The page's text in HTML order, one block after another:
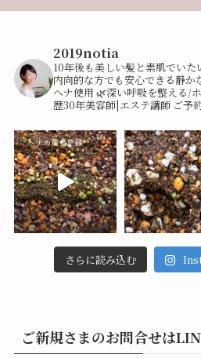
2019notia
10年後も美しい髪と素肌でい
内向的な方でも安心できる静か
ヘナ使用 🌿深い呼吸を整える/
歴30年美容師|エステ講師ご予
さらに読み込む
ご新規さまのお問合せは